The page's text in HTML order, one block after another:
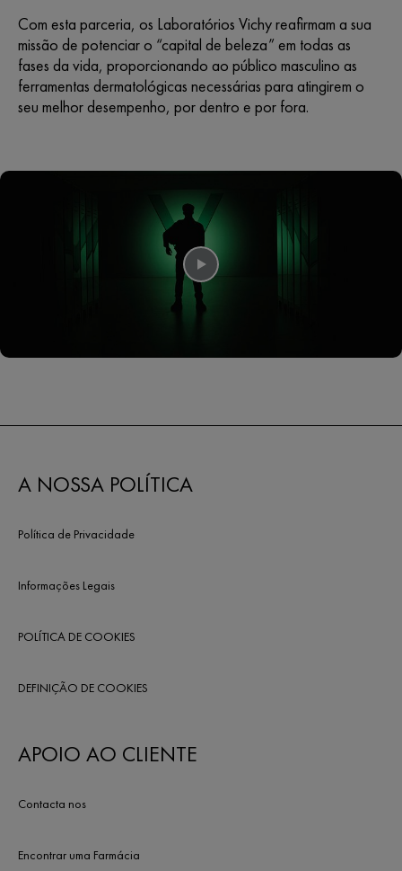
Com esta parceria, os Laboratórios Vichy reafirmam a sua
missão de potenciar o “capital de beleza” em todas as
fases da vida, proporcionando ao público masculino as
ferramentas dermatológicas necessárias para atingirem o
seu melhor desempenho, por dentro e por fora.
A NOSSA POLÍTICA
Política de Privacidade
Informações Legais
POLÍTICA DE COOKIES
DEFINIÇÃO DE COOKIES
APOIO AO CLIENTE
Contacta nos
Encontrar uma Farmácia